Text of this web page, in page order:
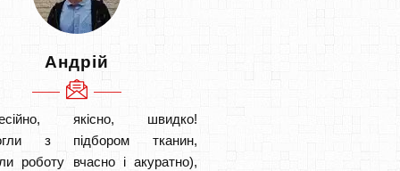
Андрій
якісно, швидко!
з підбором тканин,
роботу вчасно і акуратно),